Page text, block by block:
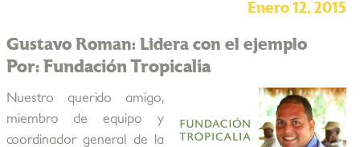
Enero 12, 2015
Gustavo Roman: Lidera con el ejemplo
Por: Fundación Tropicalia
Nuestro querido amigo,
miembro de equipo y
coordinador general de la